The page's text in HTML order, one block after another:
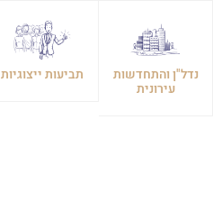
נדל"ן והתחדשות
עירונית
תביעות ייצוגיות